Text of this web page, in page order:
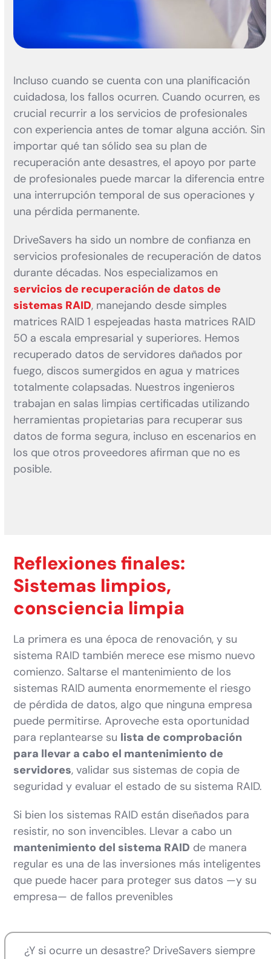
Incluso cuando se cuenta con una planificación
cuidadosa, los fallos ocurren. Cuando ocurren, es
crucial recurrir a los servicios de profesionales
con experiencia antes de tomar alguna acción. Sin
importar qué tan sólido sea su plan de
recuperación ante desastres, el apoyo por parte
de profesionales puede marcar la diferencia entre
una interrupción temporal de sus operaciones y
una pérdida permanente.
DriveSavers ha sido un nombre de confianza en
servicios profesionales de recuperación de datos
durante décadas. Nos especializamos en
servicios de recuperación de datos de
sistemas RAID, manejando desde simples
matrices RAID 1 espejeadas hasta matrices RAID
50 a escala empresarial y superiores. Hemos
recuperado datos de servidores dañados por
fuego, discos sumergidos en agua y matrices
totalmente colapsadas. Nuestros ingenieros
trabajan en salas limpias certificadas utilizando
herramientas propietarias para recuperar sus
datos de forma segura, incluso en escenarios en
los que otros proveedores afirman que no es
posible.
Reflexiones finales:
Sistemas limpios,
consciencia limpia
La primera es una época de renovación, y su
sistema RAID también merece ese mismo nuevo
comienzo. Saltarse el mantenimiento de los
sistemas RAID aumenta enormemente el riesgo
de pérdida de datos, algo que ninguna empresa
puede permitirse. Aproveche esta oportunidad
para replantearse su lista de comprobación
para llevar a cabo el mantenimiento de
servidores, validar sus sistemas de copia de
seguridad y evaluar el estado de su sistema RAID.
Si bien los sistemas RAID están diseñados para
resistir, no son invencibles. Llevar a cabo un
mantenimiento del sistema RAID de manera
regular es una de las inversiones más inteligentes
que puede hacer para proteger sus datos —y su
empresa— de fallos prevenibles
¿Y si ocurre un desastre? DriveSavers siempre